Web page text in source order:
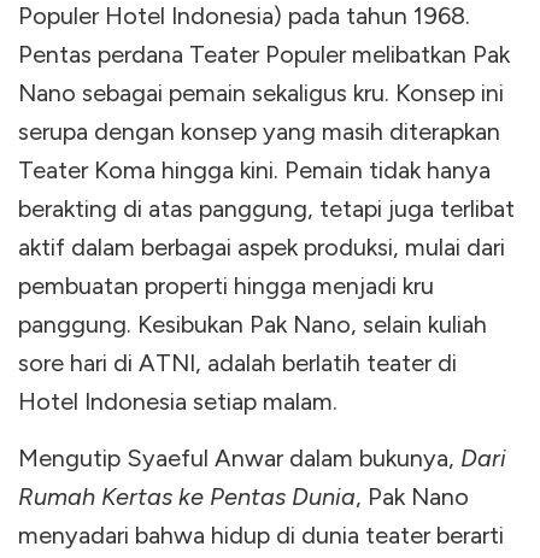
Populer Hotel Indonesia) pada tahun 1968.
Pentas perdana Teater Populer melibatkan Pak
Nano sebagai pemain sekaligus kru. Konsep ini
serupa dengan konsep yang masih diterapkan
Teater Koma hingga kini. Pemain tidak hanya
berakting di atas panggung, tetapi juga terlibat
aktif dalam berbagai aspek produksi, mulai dari
pembuatan properti hingga menjadi kru
panggung. Kesibukan Pak Nano, selain kuliah
sore hari di ATNI, adalah berlatih teater di
Hotel Indonesia setiap malam.
Mengutip Syaeful Anwar dalam bukunya, Dari
Rumah Kertas ke Pentas Dunia, Pak Nano
menyadari bahwa hidup di dunia teater berarti